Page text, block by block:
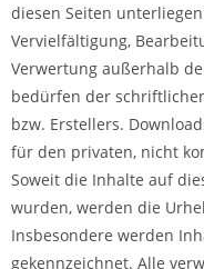
diesen Seiten
Vervielfältigung,
Verwertung außerhalb
bedürfen der
bzw. Erstellers.
für den privaten, nicht
Soweit die Inhalte auf
wurden, werden die
Insbesondere werden
gekennzeichnet. Alle